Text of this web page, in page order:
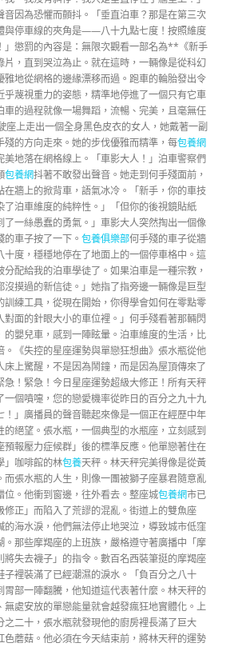
因為恐懼而顫抖。「垂直泊車？那是在第三次
與停車線的夾角是——八十九點七度！按照維度
」懲罰的內容是：無限次觀看一部名為**《新手
片，直到哭泣為止。就在這時，一輛像是從科幻
雅地從網格的邊緣漂移而過。跑車的輪胎發出令
蔑視重力的姿態，精準地停進了一個只有它車
的過程就像一場舞蹈，流暢、完美，且毫無任
上走出一個全身黑色皮衣的女人，她戴著一副
的方向走來。她的步伐優雅而精準，每包養網
地落在網格線上。「車影大人！」泊車警察們
包養網抖著不敢發出聲音。她走到何手殘面前，
牆上的掀背車，語氣冰冷。「新手，你的車技
泊車維度的純粹性。」「但你的後視鏡貼紙
一絲愚蠢的勇氣。」車影大人突然掏出一個像
車子按了一下。 包養俱樂部何手殘的車子從牆
度，穩穩地停在了地面上的一個停車格中。這
配給我的泊車學徒了。如果泊車是一種宗教，
沒摸過的新信徒。」她指了指旁邊一輛像是巨型
練工具，從現在開始，你得學會如何在零點零
面的針眼大小的車位裡。」何手殘看著那輛閃
的嬰兒車，感到一陣眩暈。泊車維度的生活，比
《失控的星座運勢與單戀狂想曲》張水瓶從他
上驚醒，不是因為鬧鐘，而是因為屋頂傳來了
！緊急！今日星座運勢超級大修正！所有天秤
個噴嚏，您的戀愛機率從昨日的百分之九十九
」廣播員的聲音聽起來像是一個正在經歷中年
絕望。張水瓶，一個典型的水瓶座，立刻感到
報壓力症候群」後的標準反應。他單戀著住在
」咖啡館的林包養天秤。林天秤完美得像是從黃
張水瓶的人生，則像一團被獅子座暴君隨意亂
。他衝到窗邊，往外看去。整座城包養網市已
正」而陷入了荒謬的混亂。街道上的雙魚座
海水淚，他們無法停止地哭泣，導致城市低窪
。那些摩羯座的上班族，嚴格遵守著廣播中「摩
失去襪子」的指令。數百名西裝筆挺的摩羯座
裡裝滿了已經潮濕的淚水。「負百分之八十
部一陣翻騰，他知道這代表著什麼。林天秤的
處安放的單戀能量就會越發瘋狂地實體化。上
二十，張水瓶就發現他的廚房裡長滿了巨大
色蘑菇。他必須在今天結束前，將林天秤的運勢